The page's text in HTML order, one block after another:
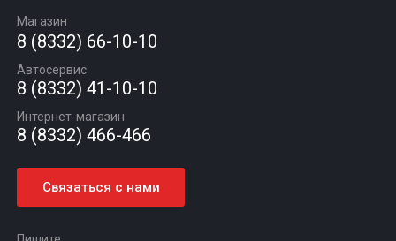
Автомасла
Шиномонтаж
Гарантии и возврат
Вакансии
Новости
Статьи
Контакты
Магазин
8 (8332) 66-10-10
Автосервис
8 (8332) 41-10-10
Интернет-магазин
8 (8332) 466-466
Связаться с нами